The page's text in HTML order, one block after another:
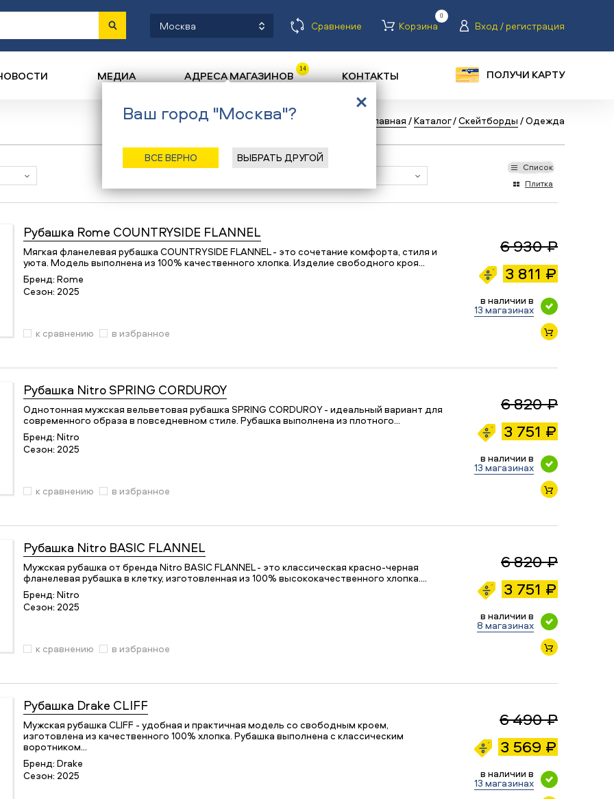
Москва Сравнение Корзина
0
Вход / регистрация
МЕДИА АДРЕСА МАГАЗИНОВ 14 КОНТАКТЫ ПОЛУЧИ КАРТУ
Главная /Каталог/Скейтборды /Одежда
Список
Плитка
Рубашка Rome COUNTRYSIDE FLANNEL
Мягкая фланелевая рубашка COUNTRYSIDE FLANNEL - это сочетание комфорта, стиля и
уюта. Модель выполнена из 100% качественного хлопка. Изделие свободного кроя…
Бренд: Rome
Сезон: 2025
6 930 ₽
3 811 ₽
в наличии в
13 магазинах
к сравнению
в избранное
Рубашка Nitro SPRING CORDUROY
Однотонная мужская вельветовая рубашка SPRING CORDUROY - идеальный вариант для
современного образа в повседневном стиле. Рубашка выполнена из плотного…
Бренд: Nitro
Сезон: 2025
6 820 ₽
3 751 ₽
в наличии в
13 магазинах
к сравнению
в избранное
Рубашка Nitro BASIC FLANNEL
Мужская рубашка от бренда Nitro BASIC FLANNEL - это классическая красно-черная
фланелевая рубашка в клетку, изготовленная из 100% высококачественного хлопка.…
Бренд: Nitro
Сезон: 2025
6 820 ₽
3 751 ₽
в наличии в
8 магазинах
к сравнению
в избранное
Рубашка Drake CLIFF
Мужская рубашка CLIFF - удобная и практичная модель со свободным кроем,
изготовлена из качественного 100% хлопка. Рубашка выполнена с классическим
воротником…
Бренд: Drake
Сезон: 2025
6 490 ₽
3 569 ₽
в наличии в
13 магазинах
Ваш город "Москва"?
ВСЕ ВЕРНО ВЫБРАТЬ ДРУГОЙ